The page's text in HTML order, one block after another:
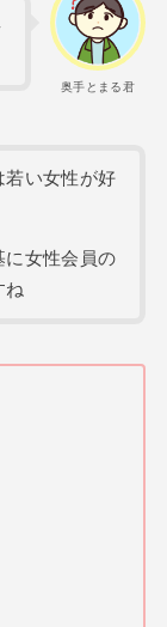
奥手とまる君
若い女性が好
に女性会員の
ね